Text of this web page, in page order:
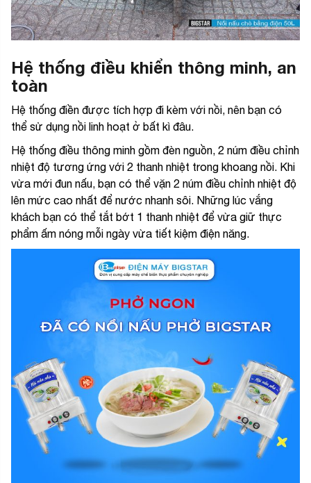
Hệ thống điều khiển thông minh, an
toàn
Hệ thống điền được tích hợp đi kèm với nồi, nên bạn có
thể sử dụng nồi linh hoạt ở bất kì đâu.
Hệ thống điều thông minh gồm đèn nguồn, 2 núm điều chỉnh
nhiệt độ tương ứng với 2 thanh nhiệt trong khoang nồi. Khi
vừa mới đun nấu, bạn có thể vặn 2 núm điều chỉnh nhiệt độ
lên mức cao nhất để nước nhanh sôi. Những lúc vắng
khách bạn có thể tắt bớt 1 thanh nhiệt để vừa giữ thực
phẩm ấm nóng mỗi ngày vừa tiết kiệm điện năng.